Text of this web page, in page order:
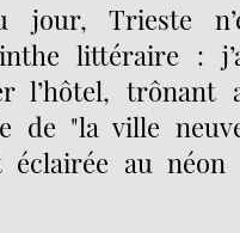
Trieste
littéraire :
l’hôtel, trônant
de "la ville
éclairée au